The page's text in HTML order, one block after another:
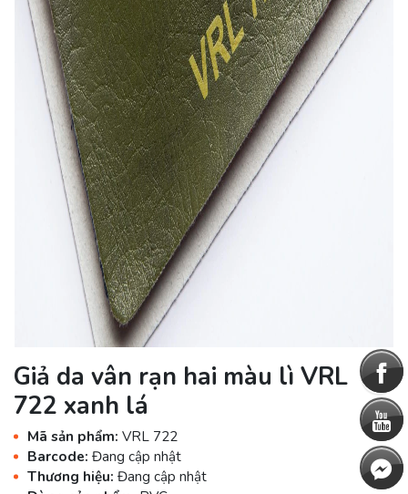
Giả da vân rạn hai màu lì VRL
722 xanh lá
Mã sản phẩm: VRL 722
Barcode: Đang cập nhật
Thương hiệu: Đang cập nhật